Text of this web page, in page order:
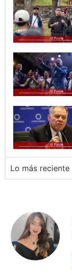
Lo más reciente